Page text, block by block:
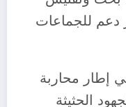
دعم للجماعات
إطار محاربة
الحثيثة